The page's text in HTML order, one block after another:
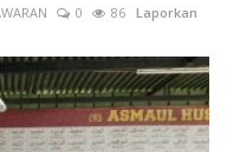
0 86 Laporkan